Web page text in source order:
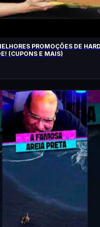
PROMOÇÕES DE
(CUPONS E MAIS)